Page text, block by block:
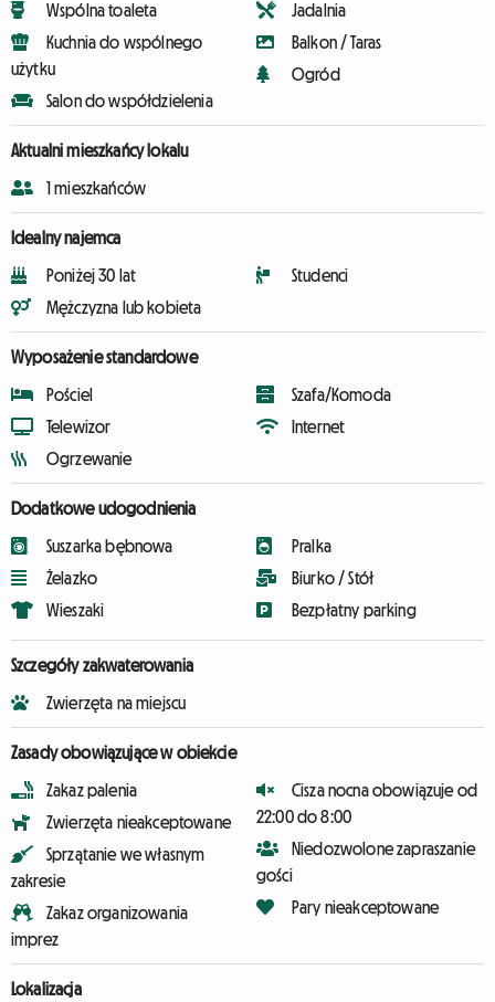
Wspólna toaleta
Kuchnia do wspólnego
użytku
Salon do współdzielenia
Jadalnia
Balkon / Taras
Ogród
Aktualni mieszkańcy lokalu
1 mieszkańców
Idealny najemca
Poniżej 30 lat
Mężczyzna lub kobieta
Studenci
Wyposażenie standardowe
Pościel
Telewizor
Ogrzewanie
Szafa/Komoda
Internet
Dodatkowe udogodnienia
Suszarka bębnowa
Żelazko
Wieszaki
Pralka
Biurko / Stół
Bezpłatny parking
Szczegóły zakwaterowania
Zwierzęta na miejscu
Zasady obowiązujące w obiekcie
Zakaz palenia
Zwierzęta nieakceptowane
Sprzątanie we własnym
zakresie
Zakaz organizowania
imprez
Cisza nocna obowiązuje od
22:00 do 8:00
Niedozwolone zapraszanie
gości
Pary nieakceptowane
Lokalizacja